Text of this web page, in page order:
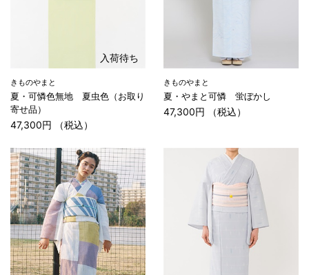
入荷待ち
きものやまと
夏・可憐色無地 夏虫色（お取り
寄せ品）
47,300円 （税込）
きものやまと
夏・やまと可憐 蛍ぼかし
47,300円 （税込）